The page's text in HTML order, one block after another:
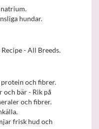
hundar.
- All Breeds.
och fibrer.
och bär - Rik på
och fibrer.
frisk hud och